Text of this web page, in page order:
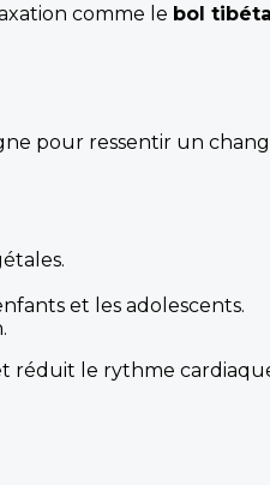
comme le bol
pour ressentir un
et les adolescents.
le rythme